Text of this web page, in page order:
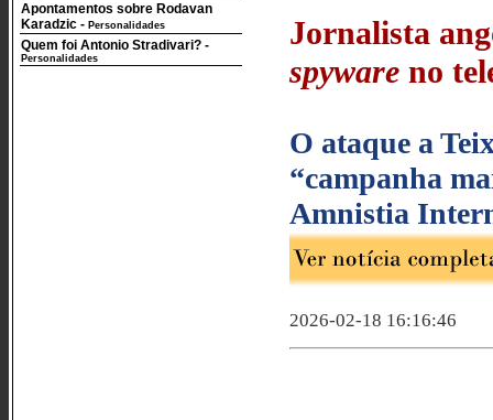
Apontamentos sobre Rodavan
Karadzic - Personalidades
Quem foi Antonio Stradivari? -
Personalidades
Jornalista
spyware no
O ataque a
“campanha
Amnistia
2026-02-18 16:16:46